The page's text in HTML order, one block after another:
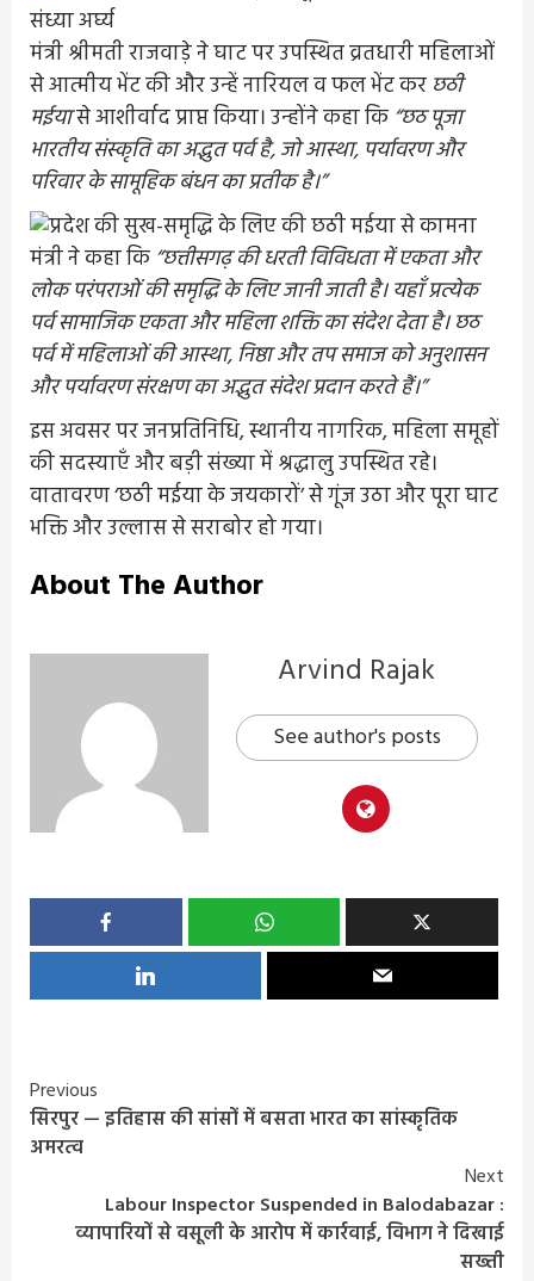
मंत्री श्रीमती राजवाड़े ने घाट पर उपस्थित व्रतधारी महिलाओं
से आत्मीय भेंट की और उन्हें नारियल व फल भेंट कर छठी
मईयासे आशीर्वाद प्राप्त किया। उन्होंने कहा कि “छठ पूजा
भारतीय संस्कृति का अद्भुत पर्व है, जो आस्था, पर्यावरण और
परिवार के सामूहिक बंधन का प्रतीक है।”
मंत्री ने कहा कि “छत्तीसगढ़ की धरती विविधता में एकता और
लोक परंपराओं की समृद्धि के लिए जानी जाती है। यहाँ प्रत्येक
पर्व सामाजिक एकता और महिला शक्ति का संदेश देता है। छठ
पर्व में महिलाओं की आस्था, निष्ठा और तप समाज को अनुशासन
और पर्यावरण संरक्षण का अद्भुत संदेश प्रदान करते हैं।”
इस अवसर पर जनप्रतिनिधि, स्थानीय नागरिक, महिला समूहों
की सदस्याएँ और बड़ी संख्या में श्रद्धालु उपस्थित रहे।
वातावरण ‘छठी मईया के जयकारों’ से गूंज उठा और पूरा घाट
भक्ति और उल्लास से सराबोर हो गया।
About The Author
Arvind Rajak
See author's posts
Continue
Reading
Previous
सिरपुर — इतिहास की सांसों में बसता भारत का सांस्कृतिक
अमरत्व
Next
Labour Inspector Suspended in Balodabazar :
व्यापारियों से वसूली के आरोप में कार्रवाई, विभाग ने दिखाई
सख्ती